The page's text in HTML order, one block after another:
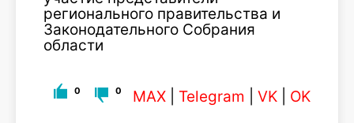
регионального правительства и
Законодательного Собрания
области
0 0 MAX Telegram VK OK